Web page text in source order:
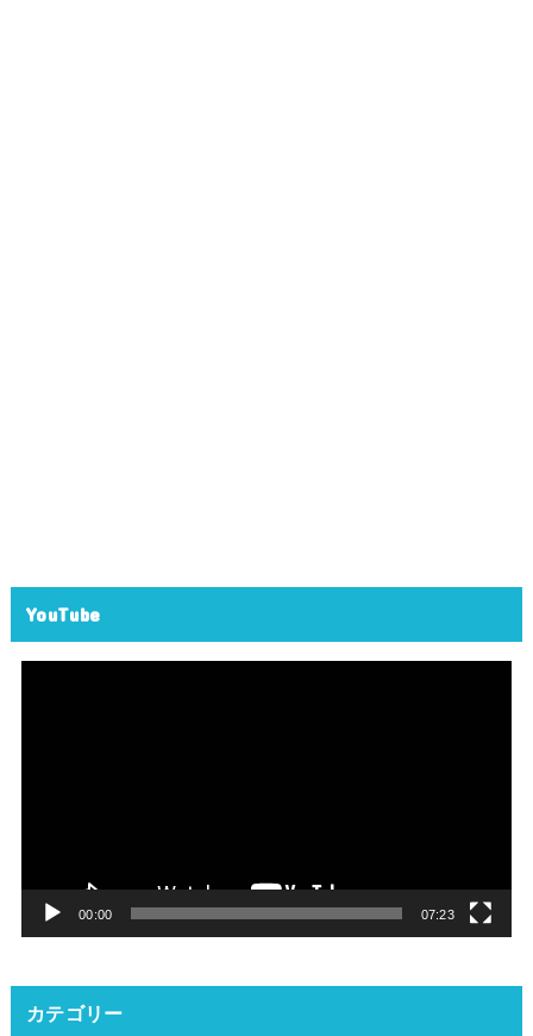
YouTube
00:00 07:23
カテゴリー